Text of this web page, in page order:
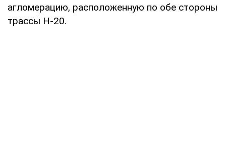
агломерацию, расположенную по обе стороны
трассы Н-20.